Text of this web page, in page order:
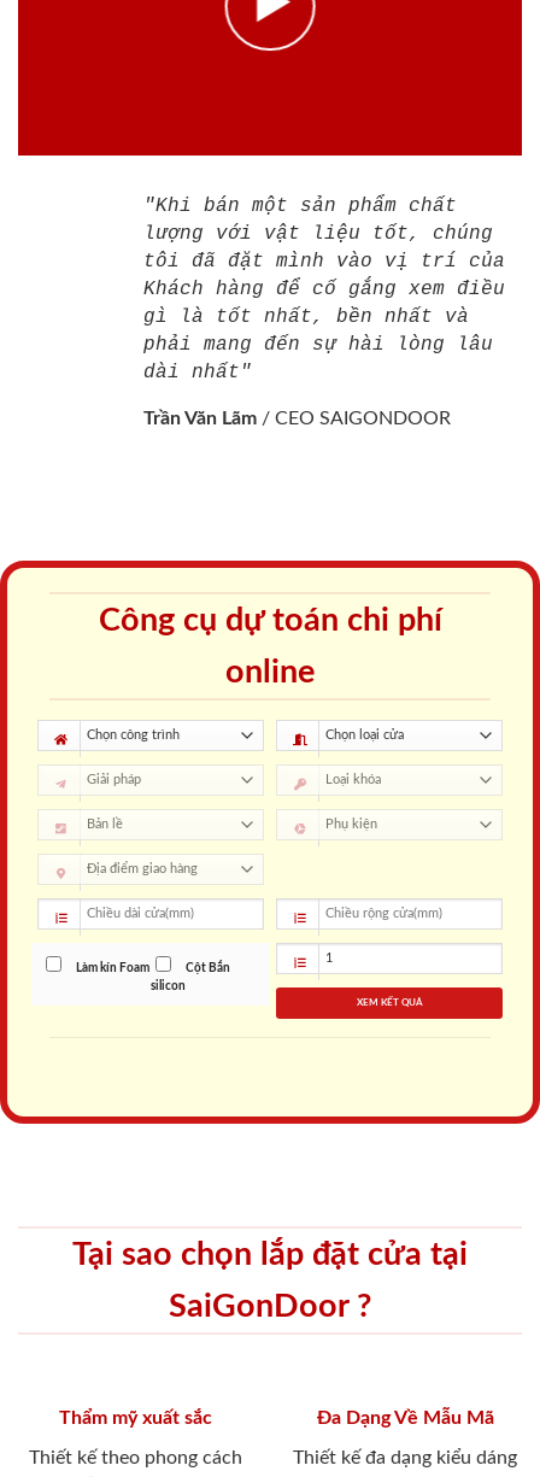
"Khi bán một sản phẩm chất
lượng với vật liệu tốt, chúng
tôi đã đặt mình vào vị trí của
Khách hàng để cố gắng xem điều
gì là tốt nhất, bền nhất và
phải mang đến sự hài lòng lâu
dài nhất"
Trần Văn Lãm / CEO SAIGONDOOR
Công cụ dự toán chi phí
online
Làm kín Foam
Cột Bắn
silicon
XEM KẾT QUẢ
Tại sao chọn lắp đặt cửa tại
SaiGonDoor ?
Thẩm mỹ xuất sắc
Thiết kế theo phong cách
Đa Dạng Về Mẫu Mã
Thiết kế đa dạng kiểu dáng